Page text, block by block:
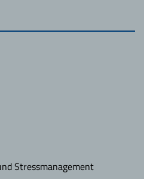
Stressmanagement